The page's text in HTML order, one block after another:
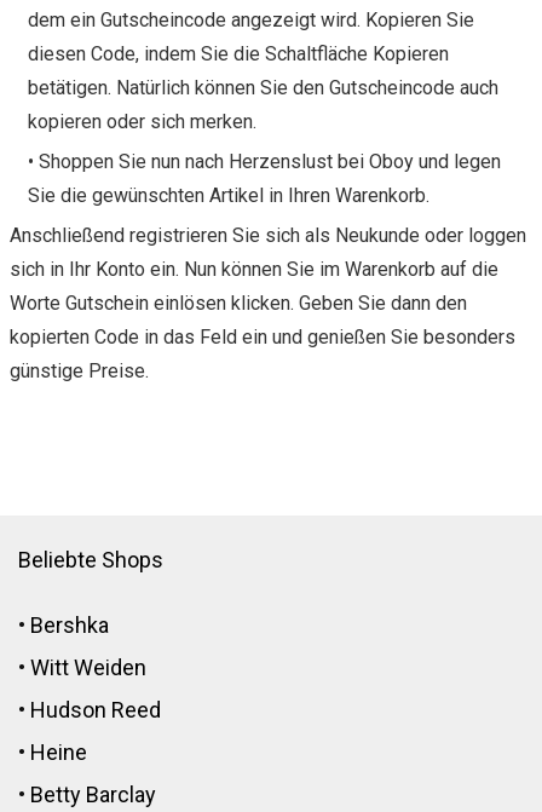
dem ein Gutscheincode angezeigt wird. Kopieren Sie
diesen Code, indem Sie die Schaltfläche Kopieren
betätigen. Natürlich können Sie den Gutscheincode auch
kopieren oder sich merken.
• Shoppen Sie nun nach Herzenslust bei Oboy und legen
Sie die gewünschten Artikel in Ihren Warenkorb.
Anschließend registrieren Sie sich als Neukunde oder loggen
sich in Ihr Konto ein. Nun können Sie im Warenkorb auf die
Worte Gutschein einlösen klicken. Geben Sie dann den
kopierten Code in das Feld ein und genießen Sie besonders
günstige Preise.
Beliebte Shops
• Bershka
• Witt Weiden
• Hudson Reed
• Heine
• Betty Barclay